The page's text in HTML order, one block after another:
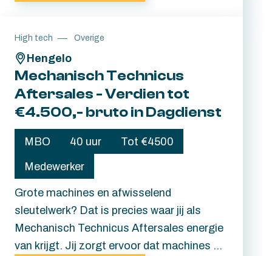
bonus, een 13e maand, én volop ruimte om
jezelf verder te ontwikkelen.
High tech Overige
Mechanisch Technicus
Aftersales - Verdien tot
€4.500,- bruto in Dagdienst
MBO
40 uur
Tot €4500
Medewerker
Hengelo
Grote machines en afwisselend
sleutelwerk? Dat is precies waar jij als
Mechanisch Technicus Aftersales energie
van krijgt. Jij zorgt ervoor dat machines na